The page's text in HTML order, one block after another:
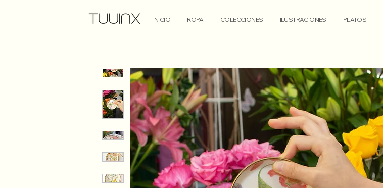
INICIO ROPA COLECCIONES ILUSTRACIONES PLATOS